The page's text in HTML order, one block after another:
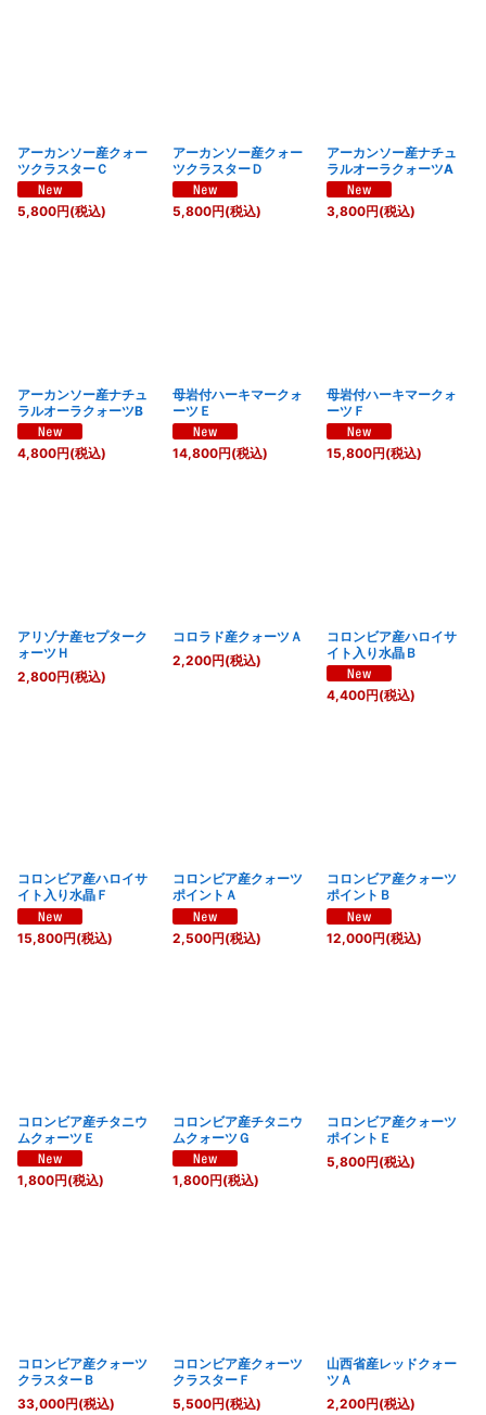
アーカンソー産クォー
ツクラスターＣ
5,800円(税込)
アーカンソー産クォー
ツクラスターＤ
5,800円(税込)
アーカンソー産ナチュ
ラルオーラクォーツA
3,800円(税込)
アーカンソー産ナチュ
ラルオーラクォーツB
4,800円(税込)
母岩付ハーキマークォ
ーツＥ
14,800円(税込)
母岩付ハーキマークォ
ーツＦ
15,800円(税込)
アリゾナ産セプターク
ォーツＨ
2,800円(税込)
コロラド産クォーツＡ
2,200円(税込)
コロンビア産ハロイサ
イト入り水晶Ｂ
4,400円(税込)
コロンビア産ハロイサ
イト入り水晶Ｆ
15,800円(税込)
コロンビア産クォーツ
ポイントＡ
2,500円(税込)
コロンビア産クォーツ
ポイントＢ
12,000円(税込)
コロンビア産チタニウ
ムクォーツＥ
1,800円(税込)
コロンビア産チタニウ
ムクォーツＧ
1,800円(税込)
コロンビア産クォーツ
ポイントＥ
5,800円(税込)
コロンビア産クォーツ
クラスターＢ
33,000円(税込)
コロンビア産クォーツ
クラスターＦ
5,500円(税込)
山西省産レッドクォー
ツＡ
2,200円(税込)